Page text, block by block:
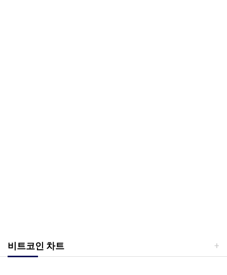
비트코인 차트